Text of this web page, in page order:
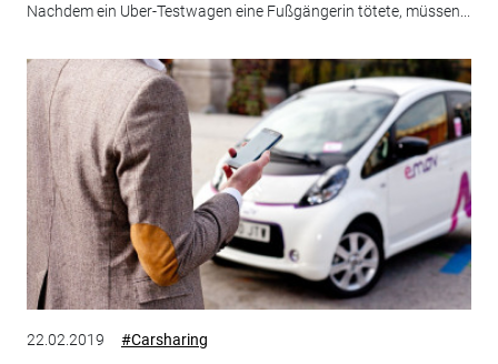
Nachdem ein Uber-Testwagen eine Fußgängerin tötete, müssen...
22.02.2019 #Carsharing